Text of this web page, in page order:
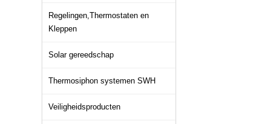
Regelingen,Thermostaten en
Kleppen
Solar gereedschap
Thermosiphon systemen SWH
Veiligheidsproducten